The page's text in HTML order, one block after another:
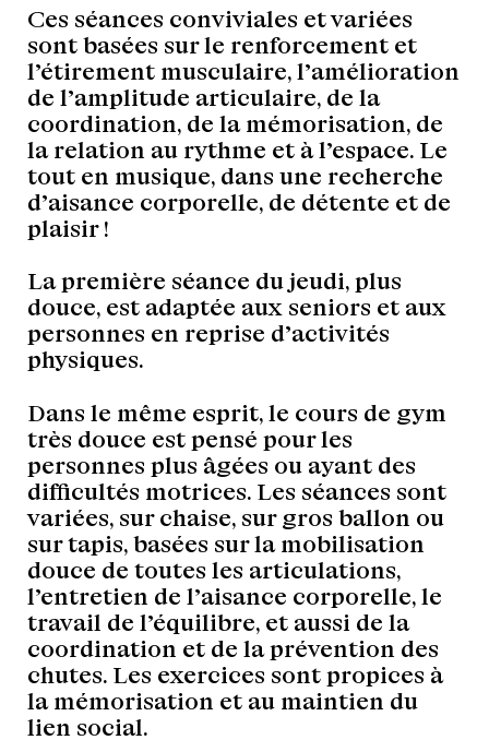
Ces séances conviviales et variées
sont basées sur le renforcement et
l’étirement musculaire, l’amélioration
de l’amplitude articulaire, de la
coordination, de la mémorisation, de
la relation au rythme et à l’espace. Le
tout en musique, dans une recherche
d’aisance corporelle, de détente et de
plaisir !
La première séance du jeudi, plus
douce, est adaptée aux seniors et aux
personnes en reprise d’activités
physiques.
Dans le même esprit, le cours de gym
très douce est pensé pour les
personnes plus âgées ou ayant des
difficultés motrices. Les séances sont
variées, sur chaise, sur gros ballon ou
sur tapis, basées sur la mobilisation
douce de toutes les articulations,
l’entretien de l’aisance corporelle, le
travail de l’équilibre, et aussi de la
coordination et de la prévention des
chutes. Les exercices sont propices à
la mémorisation et au maintien du
lien social.